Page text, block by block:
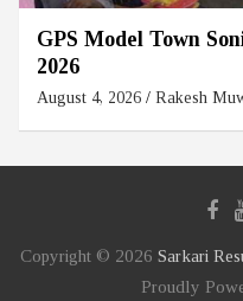
GPS Model Town
2026
August 4, 2026 Rakesh
Copyright © 2026 Sarkari
Proudly